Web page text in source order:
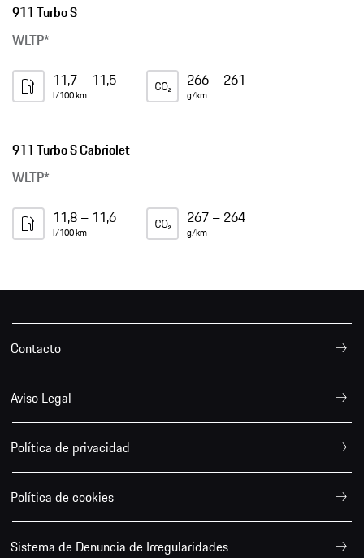
911 Turbo S
WLTP*
11,7 – 11,5
l/100 km
266 – 261
g/km
911 Turbo S Cabriolet
WLTP*
11,8 – 11,6
l/100 km
267 – 264
g/km
Contacto
Aviso Legal
Política de privacidad
Política de cookies
Sistema de Denuncia de Irregularidades